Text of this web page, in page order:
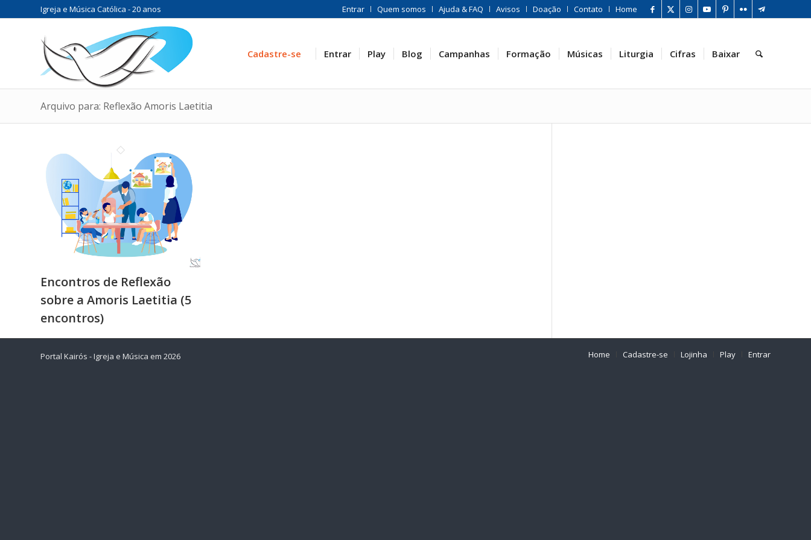
Entrar Quem somos Ajuda & FAQ Avisos Doação Contato Home
Igreja e Música Católica - 20 anos
Cadastre-se Entrar Play Blog Campanhas Formação Músicas Liturgia Cifras Baixar
Arquivo para: Reflexão Amoris Laetitia
Encontros de Reflexão
sobre a Amoris Laetitia (5
encontros)
Portal Kairós - Igreja e Música em 2026 Home Cadastre-se Lojinha Play Entrar